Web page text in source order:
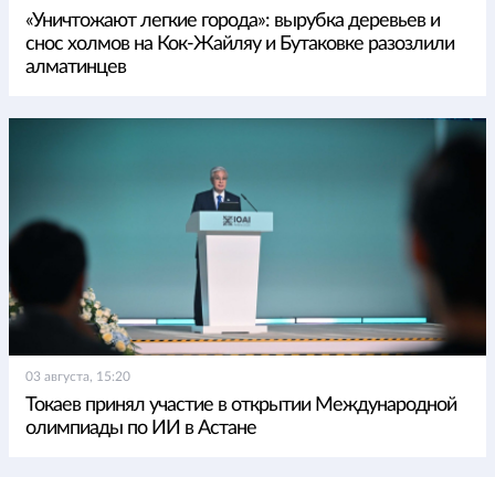
«Уничтожают легкие города»: вырубка деревьев и
снос холмов на Кок-Жайляу и Бутаковке разозлили
алматинцев
03 августа, 15:20
Токаев принял участие в открытии Международной
олимпиады по ИИ в Астане